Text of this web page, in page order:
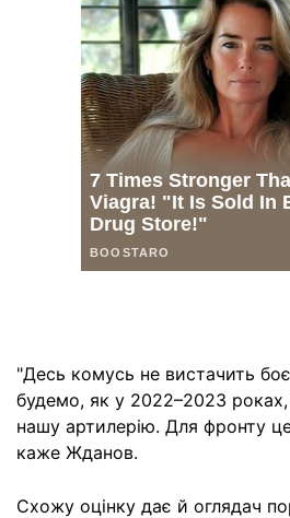
"Десь комусь не вистачить
будемо, як у 2022–2023 роках,
нашу артилерію. Для фронту
каже Жданов.
Схожу оцінку дає й оглядач